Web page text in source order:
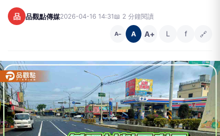
品 品觀點傳媒2026-04-16 14:31📖 2 分鐘閱讀
A− A A+ L f 🔗